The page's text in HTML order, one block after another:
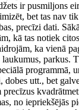
ir pusmiljons
bet tas nav
precīzi dati.
kā tas notiek
ka vienā
parkus.
programmā,
utt., bet
no iepriekšējās